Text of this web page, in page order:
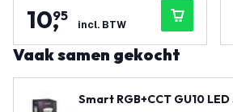
10,
95
incl. BTW
Vaak samen gekocht
Smart RGB+CCT GU10 LED